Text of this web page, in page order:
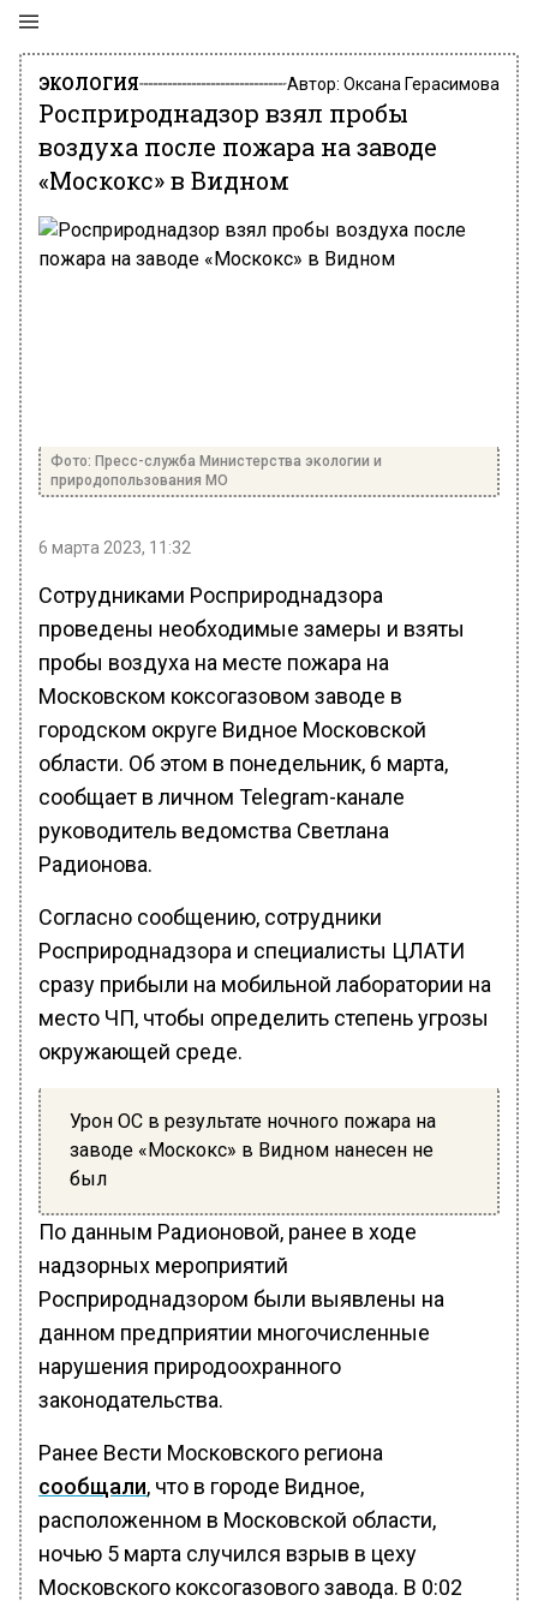
ЭКОЛОГИЯ Автор: Оксана Герасимова
Росприроднадзор взял пробы
воздуха после пожара на заводе
«Москокс» в Видном
Фото: Пресс-служба Министерства экологии и
природопользования МО
6 марта 2023, 11:32
Сотрудниками Росприроднадзора
проведены необходимые замеры и взяты
пробы воздуха на месте пожара на
Московском коксогазовом заводе в
городском округе Видное Московской
области. Об этом в понедельник, 6 марта,
сообщает в личном Telegram-канале
руководитель ведомства Светлана
Радионова.
Согласно сообщению, сотрудники
Росприроднадзора и специалисты ЦЛАТИ
сразу прибыли на мобильной лаборатории на
место ЧП, чтобы определить степень угрозы
окружающей среде.
Урон ОС в результате ночного пожара на
заводе «Москокс» в Видном нанесен не
был
По данным Радионовой, ранее в ходе
надзорных мероприятий
Росприроднадзором были выявлены на
данном предприятии многочисленные
нарушения природоохранного
законодательства.
Ранее Вести Московского региона
сообщали, что в городе Видное,
расположенном в Московской области,
ночью 5 марта случился взрыв в цеху
Московского коксогазового завода. В 0:02